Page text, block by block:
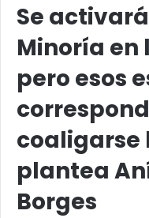
Se
Minoría
pero esos
coaligarse
plantea
Borges